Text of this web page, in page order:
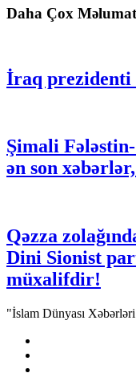
Daha Çox Məlumat
İraq prezidenti
Şimali
ən son
Qəzza
Dini Sionist
müxalifdir!
"İslam Dünyası